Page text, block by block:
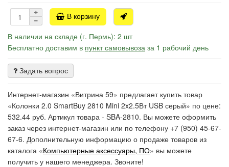
В корзину
В наличии на складе (г. Пермь): 2 шт
Бесплатно доставим в пункт самовывоза за 1 рабочий день
Задать вопрос
Интернет-магазин «Витрина 59» предлагает купить товар
«Колонки 2.0 SmartBuy 2810 Mini 2x2.5Вт USB серый» по цене:
532.44 руб. Артикул товара - SBA-2810. Вы можете оформить
заказ через интернет-магазин или по телефону +7 (950) 45-67-
67-6. Дополнительную информацию о продаже товаров из
каталога «Компьютерные аксессуары, ПО» вы можете
получить у нашего менеджера. Звоните!